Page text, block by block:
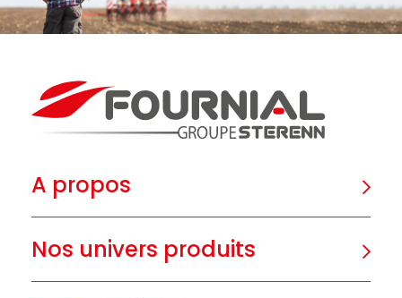
A propos
Nos univers produits